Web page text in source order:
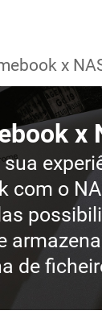
x
x
com o
de